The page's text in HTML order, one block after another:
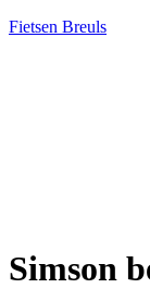
Fietsen Breuls
Simson